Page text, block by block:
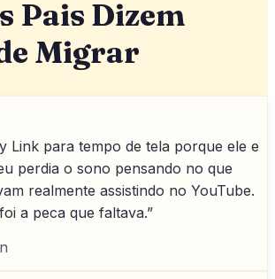
Pais Dizem
Migrar
Link para tempo de tela porque ele e
perdia o sono pensando no que
realmente assistindo no YouTube.
a peca que faltava.”